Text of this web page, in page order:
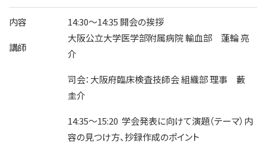
内容
講師
14:30～14:35 開会の挨拶
大阪公立大学医学部附属病院 輸血部 蓮輪 亮
介
司会：大阪府臨床検査技師会 組織部 理事 藪
圭介
14:35～15:20 学会発表に向けて演題（テーマ）内
容の見つけ方、抄録作成のポイント